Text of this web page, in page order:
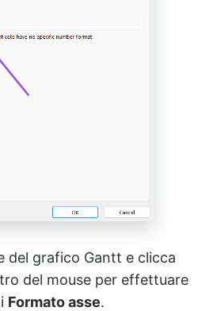
del grafico Gantt e clicca
del mouse per effettuare
Formato asse.